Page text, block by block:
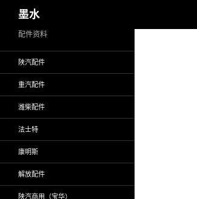
至
墨水
配件资料
陕汽配件
重汽配件
潍柴配件
法士特
康明斯
解放配件
陕汽商用（宝华）